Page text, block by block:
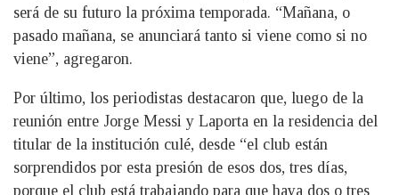
será de su futuro la próxima temporada. “Mañana, o
pasado mañana, se anunciará tanto si viene como si no
viene”, agregaron.
Por último, los periodistas destacaron que, luego de la
reunión entre Jorge Messi y Laporta en la residencia del
titular de la institución culé, desde “el club están
sorprendidos por esta presión de esos dos, tres días,
porque el club está trabajando para que haya dos o tres